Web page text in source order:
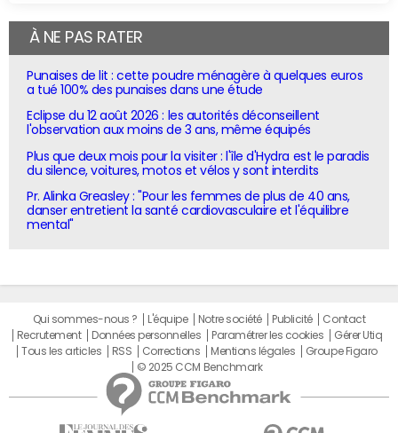
À NE PAS RATER
Punaises de lit : cette poudre ménagère à quelques euros
a tué 100% des punaises dans une étude
Eclipse du 12 août 2026 : les autorités déconseillent
l'observation aux moins de 3 ans, même équipés
Plus que deux mois pour la visiter : l'île d'Hydra est le paradis
du silence, voitures, motos et vélos y sont interdits
Pr. Alinka Greasley : "Pour les femmes de plus de 40 ans,
danser entretient la santé cardiovasculaire et l'équilibre
mental"
Qui sommes-nous ? L'équipe Notre société Publicité
Contact
Recrutement
Données personnelles Paramétrer les cookies
Gérer Utiq
Tous les articles
RSS Corrections Mentions légales
Groupe Figaro
© 2025 CCM Benchmark